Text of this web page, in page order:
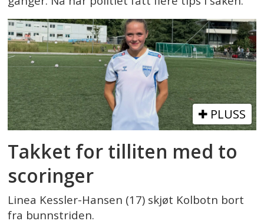
PLUSS
Takket for tilliten med to
scoringer
Linea Kessler-Hansen (17) skjøt Kolbotn bort
fra bunnstriden.